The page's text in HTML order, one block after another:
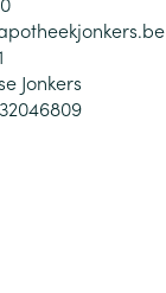
Jonkers